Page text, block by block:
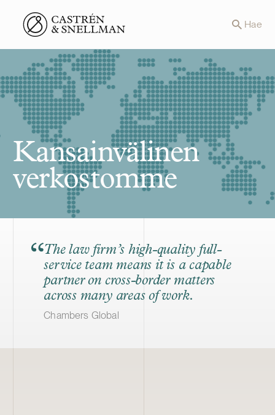
Front page Hae
Kansainvälinen
verkostomme
The law firm’s high-quality full-
service team means it is a capable
partner on cross-border matters
across many areas of work.
Chambers Global